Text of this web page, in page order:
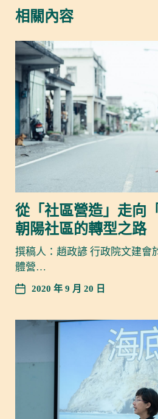
相關內容
從「社區營造」走向
朝陽社區的轉型之路
撰稿人：趙政諺 行政院文建會
體營…
2020 年 9 月 20 日